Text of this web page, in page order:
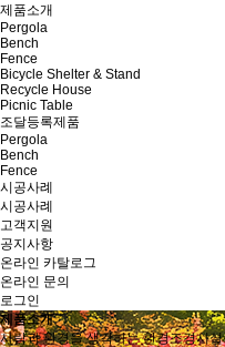
제품소개
Pergola
Bench
Fence
Bicycle Shelter & Stand
Recycle House
Picnic Table
조달등록제품
Pergola
Bench
Fence
시공사례
시공사례
고객지원
공지사항
온라인 카탈로그
온라인 문의
로그인
제품소개
사람과 환경을 생각하는 환경조경시